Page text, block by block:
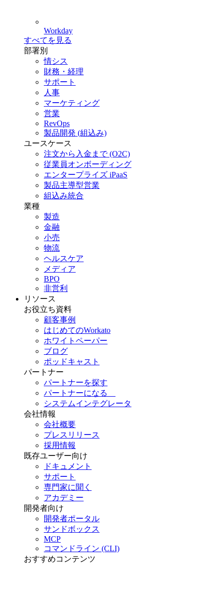
Workday
すべてを見る
部署別
情シス
財務・経理
サポート
人事
マーケティング
営業
RevOps
製品開発 (組込み)
ユースケース
注文から入金まで (O2C)
従業員オンボーディング
エンタープライズ iPaaS
製品主導型営業
組込み統合
業種
製造
金融
小売
物流
ヘルスケア
メディア
BPO
非営利
リソース
お役立ち資料
顧客事例
はじめてのWorkato
ホワイトペーパー
ブログ
ポッドキャスト
パートナー
パートナーを探す
パートナーになる
システムインテグレータ
会社情報
会社概要
プレスリリース
採用情報
既存ユーザー向け
ドキュメント
サポート
専門家に聞く
アカデミー
開発者向け
開発者ポータル
サンドボックス
MCP
コマンドライン (CLI)
おすすめコンテンツ